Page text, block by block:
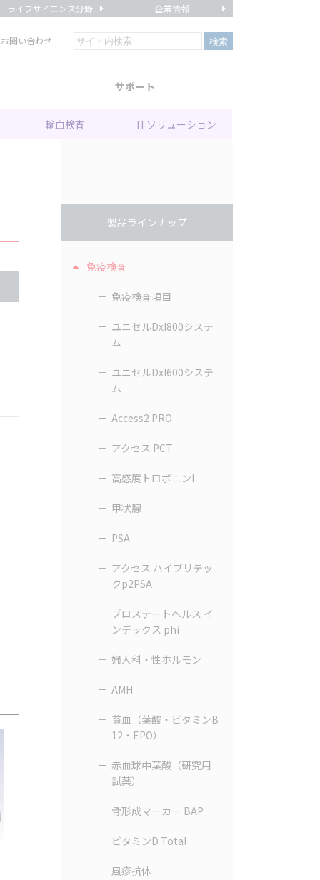
ライフサイエンス分野 企業情報
問い合わせ
サポート
輸血検査 ITソリューション
製品ラインナップ
免疫検査
免疫検査項目
ユニセルDxI800システ
ム
ユニセルDxI600システ
ム
Access2 PRO
アクセス PCT
高感度トロポニンI
甲状腺
PSA
アクセス ハイブリテッ
クp2PSA
プロステートヘルス イ
ンデックス phi
婦人科・性ホルモン
AMH
貧血（葉酸・ビタミンB
12・EPO）
赤血球中葉酸（研究用
試薬）
骨形成マーカー BAP
ビタミンD Total
風疹抗体